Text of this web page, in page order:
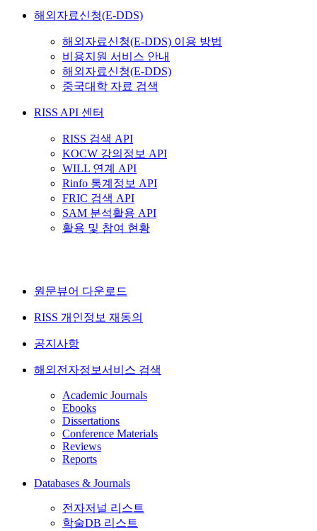
해외자료신청(E-DDS)
해외자료신청(E-DDS) 이용 방법
비용지원 서비스 안내
해외자료신청(E-DDS)
중국대학 자료 검색
RISS API 센터
RISS 검색 API
KOCW 강의정보 API
WILL 연계 API
Rinfo 통계정보 API
FRIC 검색 API
SAM 분석활용 API
활용 및 참여 현황
원문뷰어 다운로드
RISS 개인정보 재동의
공지사항
해외전자정보서비스 검색
Academic Journals
Ebooks
Dissertations
Conference Materials
Reviews
Reports
Databases & Journals
전자저널 리스트
학술DB 리스트